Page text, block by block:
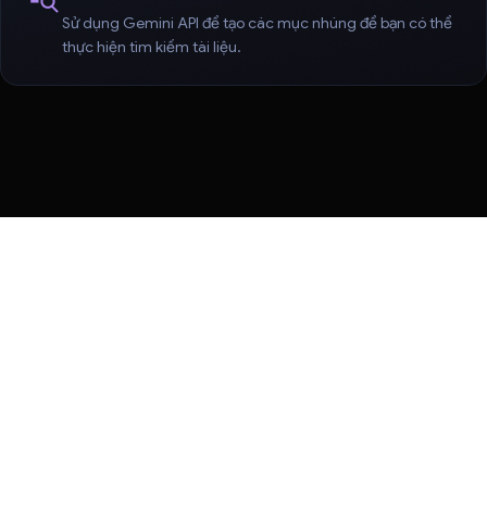
Sử dụng Gemini API để tạo các mục nhúng để bạn có thể
thực hiện tìm kiếm tài liệu.